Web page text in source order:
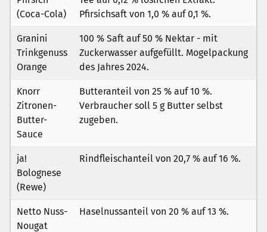
(Coca-Cola)
Pfirsichsaft von 1,0 % auf 0,1 %.
Granini
Trinkgenuss
Orange
100 % Saft auf 50 % Nektar - mit
Zuckerwasser aufgefüllt. Mogelpackung
des Jahres 2024.
Knorr
Zitronen-
Butter-
Sauce
Butteranteil von 25 % auf 10 %.
Verbraucher soll 5 g Butter selbst
zugeben.
ja!
Bolognese
(Rewe)
Rindfleischanteil von 20,7 % auf 16 %.
Netto Nuss-
Nougat
Haselnussanteil von 20 % auf 13 %.